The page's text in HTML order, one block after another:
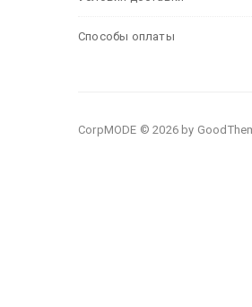
Способы оплаты
CorpMODE © 2026 by